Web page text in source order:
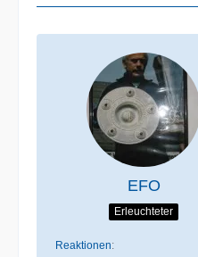
EFO
Erleuchteter
Reaktionen